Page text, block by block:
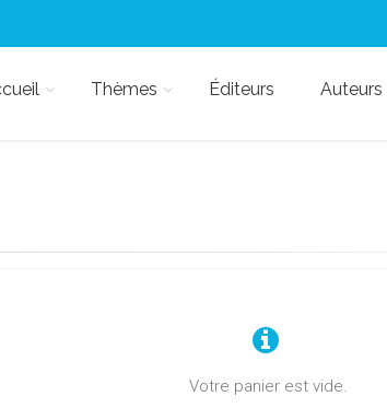
Thèmes Éditeurs Auteurs
Votre panier est vide.